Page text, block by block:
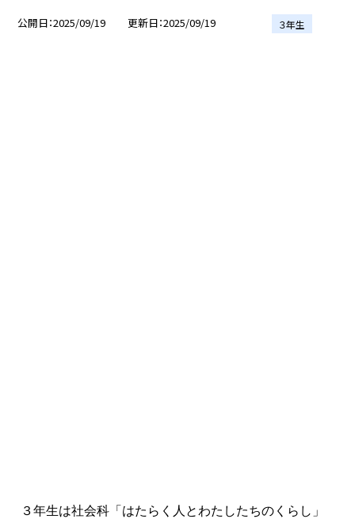
公開日 2025/09/19 更新日 2025/09/19 ３年生
３年生は社会科「はたらく人とわたしたちのくらし」